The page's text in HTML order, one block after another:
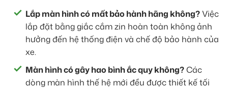
Lắp màn hình có mất bảo hành hãng không?Việc
lắp đặt bằng giắc cắm zin hoàn toàn không ảnh
hưởng đến hệ thống điện và chế độ bảo hành của
xe.
Màn hình có gây hao bình ắc quy không?Các
dòng màn hình thế hệ mới đều được thiết kế tối